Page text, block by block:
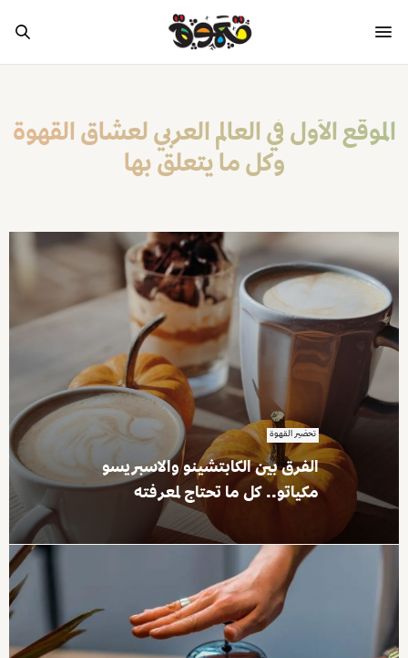
الموقع الأول في العالم العربي لعشاق القهوة
وكل ما يتعلق بها
تحضير القهوة
الفرق بين الكابتشينو والاسبريسو
مكياتو.. كل ما تحتاج لمعرفته